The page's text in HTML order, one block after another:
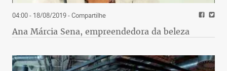
04:00 - 18/08/2019- Compartilhe
Ana Márcia Sena, empreendedora da beleza